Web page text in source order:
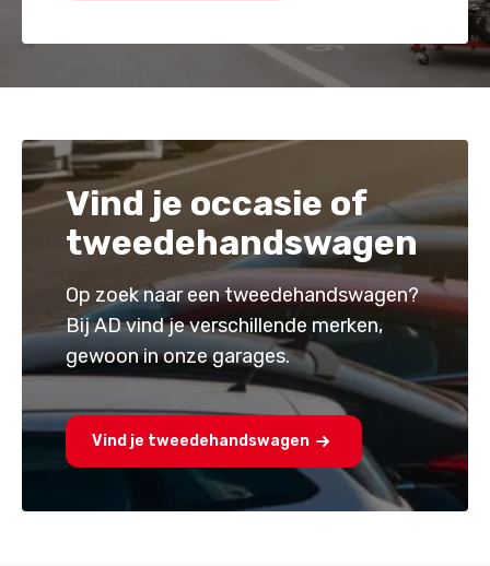
Vind je occasie of
tweedehandswagen
Op zoek naar een tweedehandswagen?
Bij AD vind je verschillende merken,
gewoon in onze garages.
Vind je tweedehandswagen